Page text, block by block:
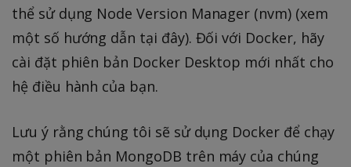
thể sử dụng Node Version Manager (nvm) (xem
một số hướng dẫn tại đây). Đối với Docker, hãy
cài đặt phiên bản Docker Desktop mới nhất cho
hệ điều hành của bạn.
Lưu ý rằng chúng tôi sẽ sử dụng Docker để chạy
một phiên bản MongoDB trên máy của chúng